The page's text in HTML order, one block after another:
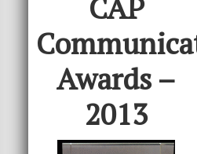
CAP
Awards –
2013